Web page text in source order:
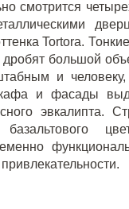
смотрится
Tortora.
дробят большой
и человеку,
и фасады
эвкалипта.